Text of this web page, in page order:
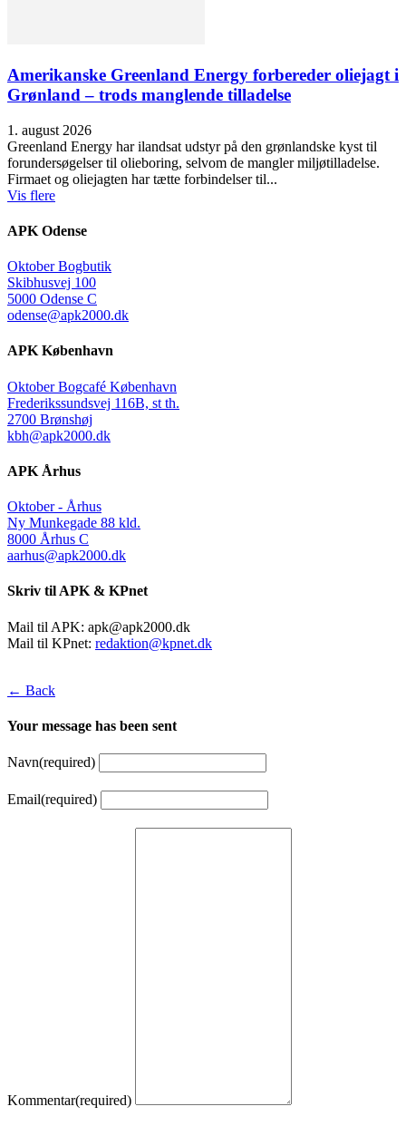
Amerikanske Greenland Energy forbereder oliejagt i
Grønland – trods manglende tilladelse
1. august 2026
Greenland Energy har ilandsat udstyr på den grønlandske kyst til
forundersøgelser til olieboring, selvom de mangler miljøtilladelse.
Firmaet og oliejagten har tætte forbindelser til...
Vis flere
APK Odense
Oktober Bogbutik
Skibhusvej 100
5000 Odense C
odense@apk2000.dk
APK København
Oktober Bogcafé København
Frederikssundsvej 116B, st th.
2700 Brønshøj
kbh@apk2000.dk
APK Århus
Oktober - Århus
Ny Munkegade 88 kld.
8000 Århus C
aarhus@apk2000.dk
Skriv til APK & KPnet
Mail til APK: apk@apk2000.dk
Mail til KPnet: redaktion@kpnet.dk
← Back
Your message has been sent
Navn(required)
Email(required)
Kommentar(required)